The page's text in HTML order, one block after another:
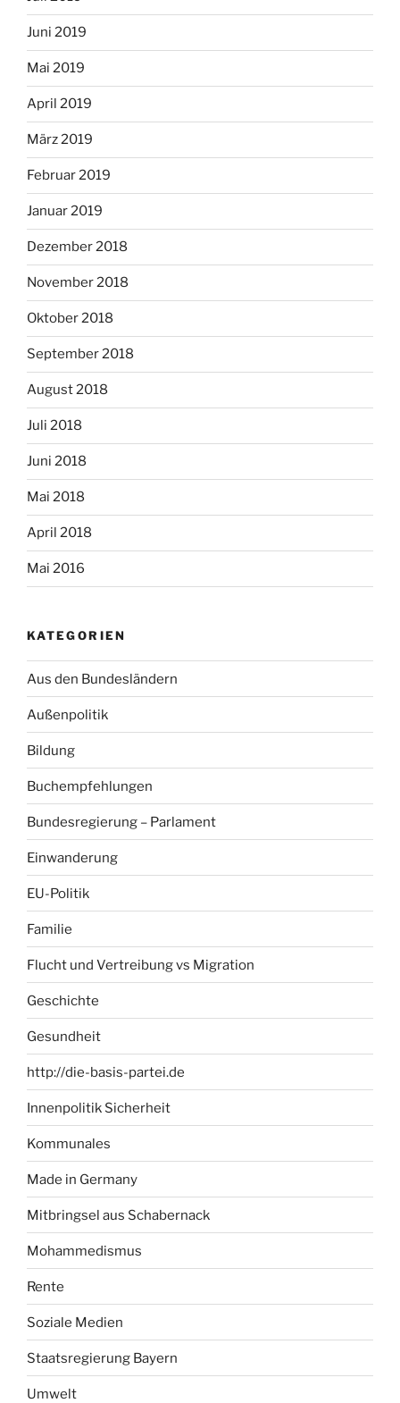
Juni 2019
Mai 2019
April 2019
März 2019
Februar 2019
Januar 2019
Dezember 2018
November 2018
Oktober 2018
September 2018
August 2018
Juli 2018
Juni 2018
Mai 2018
April 2018
Mai 2016
KATEGORIEN
Aus den Bundesländern
Außenpolitik
Bildung
Buchempfehlungen
Bundesregierung – Parlament
Einwanderung
EU-Politik
Familie
Flucht und Vertreibung vs Migration
Geschichte
Gesundheit
http://die-basis-partei.de
Innenpolitik Sicherheit
Kommunales
Made in Germany
Mitbringsel aus Schabernack
Mohammedismus
Rente
Soziale Medien
Staatsregierung Bayern
Umwelt